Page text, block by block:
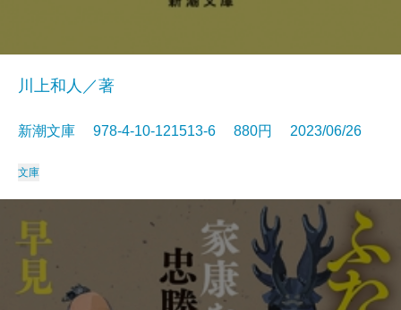
川上和人／著
新潮文庫 978-4-10-121513-6 880円 2023/06/26
文庫